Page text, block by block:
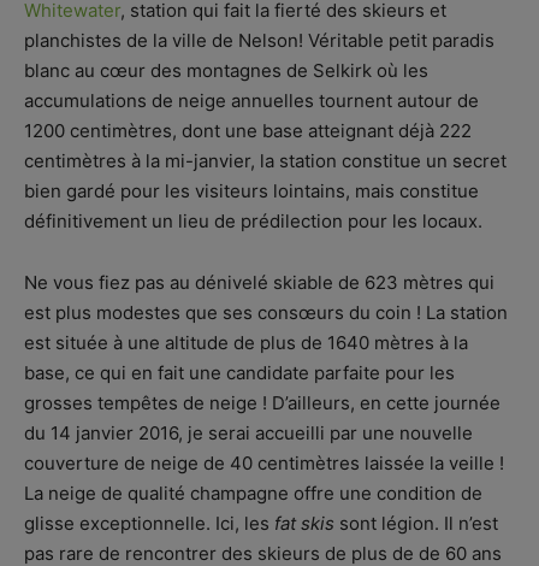
Whitewater, station qui fait la fierté des skieurs et
planchistes de la ville de Nelson! Véritable petit paradis
blanc au cœur des montagnes de Selkirk où les
accumulations de neige annuelles tournent autour de
1200 centimètres, dont une base atteignant déjà 222
centimètres à la mi-janvier, la station constitue un secret
bien gardé pour les visiteurs lointains, mais constitue
définitivement un lieu de prédilection pour les locaux.
Ne vous fiez pas au dénivelé skiable de 623 mètres qui
est plus modestes que ses consœurs du coin ! La station
est située à une altitude de plus de 1640 mètres à la
base, ce qui en fait une candidate parfaite pour les
grosses tempêtes de neige ! D’ailleurs, en cette journée
du 14 janvier 2016, je serai accueilli par une nouvelle
couverture de neige de 40 centimètres laissée la veille !
La neige de qualité champagne offre une condition de
glisse exceptionnelle. Ici, les fat skis sont légion. Il n’est
pas rare de rencontrer des skieurs de plus de de 60 ans